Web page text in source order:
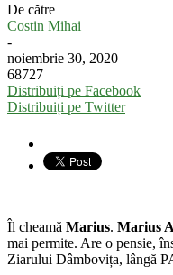
De către
Costin Mihai
-
noiembrie 30, 2020
68727
Distribuiți pe Facebook
Distribuiți pe Twitter
Îl cheamă Marius. Marius
mai permite. Are o pensie,
Ziarului Dâmbovița, lângă